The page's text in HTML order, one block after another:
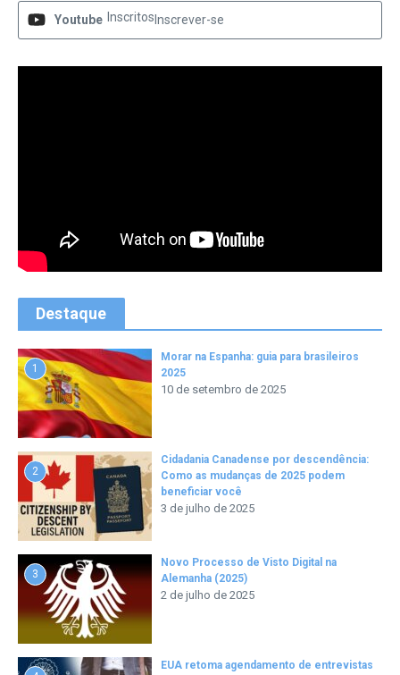
Youtube Inscritos Inscrever-se
Destaque
1
Morar na Espanha: guia para brasileiros
2025
10 de setembro de 2025
2
Cidadania Canadense por descendência:
Como as mudanças de 2025 podem
beneficiar você
3 de julho de 2025
3
Novo Processo de Visto Digital na
Alemanha (2025)
2 de julho de 2025
EUA retoma agendamento de entrevistas